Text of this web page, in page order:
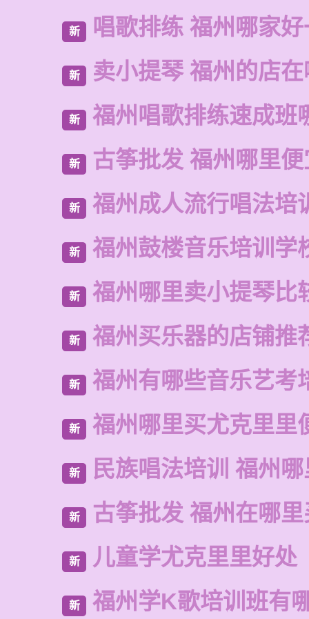
新 唱歌排练 福州哪家
新 卖小提琴 福州的店
新 福州唱歌排练速成班
新 古筝批发 福州哪里
新 福州成人流行唱法培
新 福州鼓楼音乐培训学
新 福州哪里卖小提琴比
新 福州买乐器的店铺推
新 福州有哪些音乐艺考
新 福州哪里买尤克里里
新 民族唱法培训 福州
新 古筝批发 福州在哪
新 儿童学尤克里里好处
新 福州学K歌培训班有